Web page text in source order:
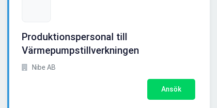
Produktionspersonal till
Värmepumpstillverkningen
Nibe AB
Ansök